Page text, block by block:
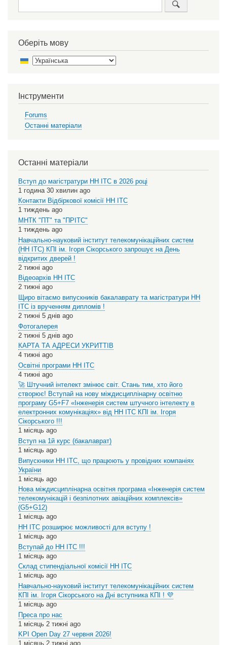
Оберіть мову
Інструменти
Forums
Останні матеріали
Останні матеріали
Вступ до магістратури НН ІТС в 2026 році
1 година 30 хвилин ago
Контакти Відбіркової комісії НН ІТС
1 тиждень ago
МНТК "ПТ" та "ПРІТС"
1 тиждень ago
Навчально-науковий інститут телекомунікаційних систем
(НН ІТС) КПІ ім. Ігоря Сікорського запрошує на День
відкритих дверей !
2 тижні ago
Відеоархів НН ІТС
2 тижні ago
Щиро вітаємо випускників бакалаврату та магістратури НН
ІТС із врученням дипломів !
2 тижні 5 днів ago
Фотогалерея
2 тижні 5 днів ago
КАРТА ТА АДРЕСИ УКРИТТІВ
4 тижні ago
Освітні програми НН ІТС
4 тижні ago
🚀 Штучний інтелект змінює світ. Стань тим, хто його
створює! Вступай на нову міждисциплінарну освітню
програму G5+F7 «Інженерія систем штучного інтелекту в
електронних комунікаціях» від НН ІТС КПІ ім. Ігоря
Сікорського !!!
1 місяць ago
Вступ на 1й курс (бакалаврат)
1 місяць ago
Випускники НН ІТС, що працюють у провідних компаніях
України
1 місяць ago
Нова міждисциплінарна освітня програма «Інженерія систем
телекомунікацій і безпілотних авіаційних комплексів»
(G5+G12)
1 місяць ago
НН ІТС розширює можливості для вступу !
1 місяць ago
Вступай до НН ІТС !!!
1 місяць ago
Склад стипендіальної комісії НН ІТС
1 місяць ago
Навчально-науковий інститут телекомунікаційних систем
КПІ ім. Ігоря Сікорського на Дні вступника КПІ ! 💜
1 місяць ago
Преса про нас
1 місяць 2 тижні ago
KPI Open Day 27 червня 2026!
1 місяць 2 тижні ago